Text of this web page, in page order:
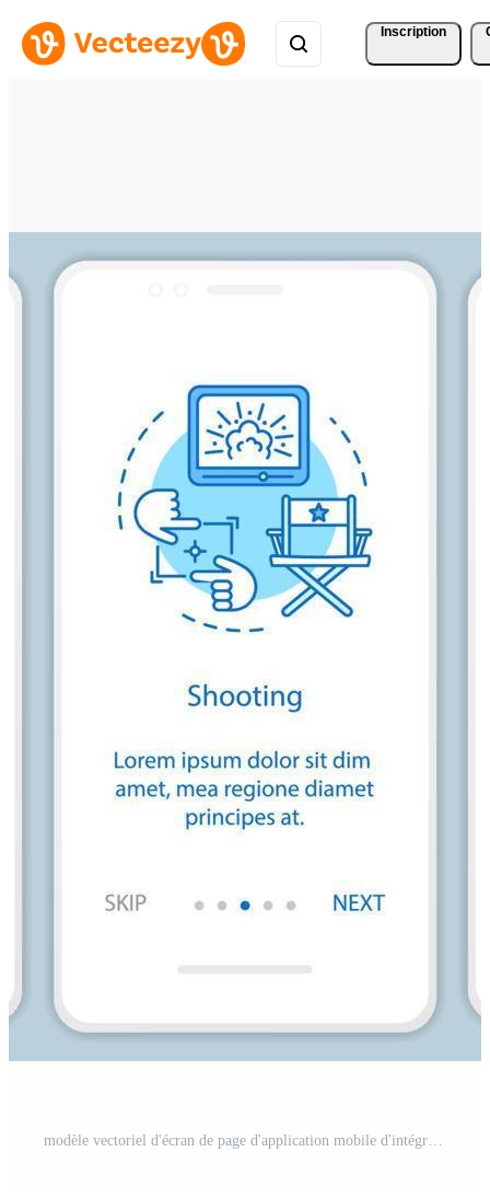
Inscription
modèle vectoriel d'écran de page d'application mobile d'intégration de production vidéo. processus de fabrication de films. industrie cinématographique. Procédure pas à pas du site Web avec des illustrations linéaires. concept d'interface de smartphone ux, ui, gui Vecteur Pro et SVG Pro